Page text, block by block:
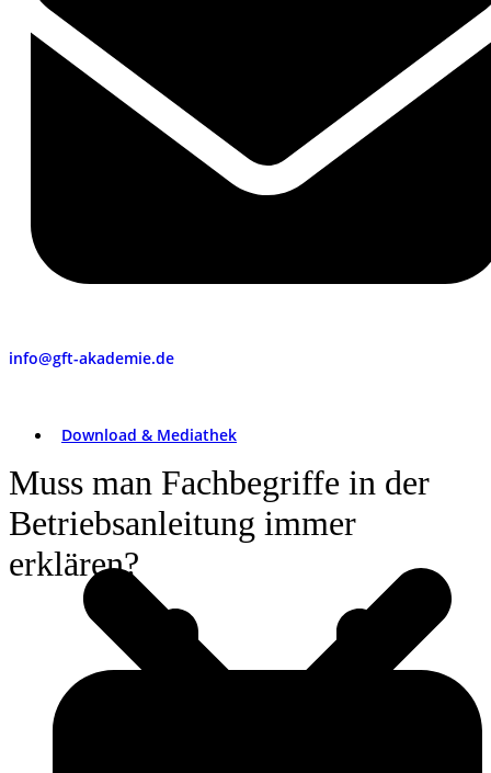
info@gft-akademie.de
Download & Mediathek
Muss man Fachbegriffe in der
Betriebsanleitung immer
erklären?